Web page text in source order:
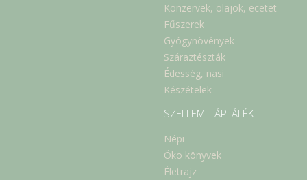
Konzervek, olajok, ecetet
Fűszerek
Gyógynövények
Száraztészták
Édesség, nasi
Készételek
SZELLEMI TÁPLÁLÉK
Népi
Öko könyvek
Életrajz